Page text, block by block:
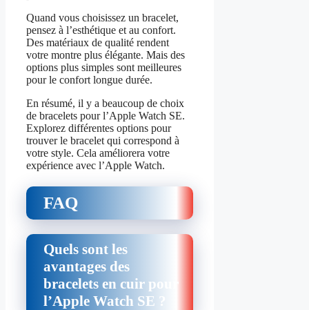
Quand vous choisissez un bracelet,
pensez à l’esthétique et au confort.
Des matériaux de qualité rendent
votre montre plus élégante. Mais des
options plus simples sont meilleures
pour le confort longue durée.
En résumé, il y a beaucoup de choix
de bracelets pour l’Apple Watch SE.
Explorez différentes options pour
trouver le bracelet qui correspond à
votre style. Cela améliorera votre
expérience avec l’Apple Watch.
FAQ
Quels sont les
avantages des
bracelets en cuir pour
l’Apple Watch SE ?